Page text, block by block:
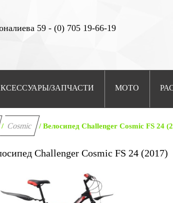
59 - (0) 705 19-66-19
ЗАПЧАСТИ МОТО
/ Cosmic / Велосипед Challenger Cosmic FS 24
Challenger Cosmic FS 24 (2017)